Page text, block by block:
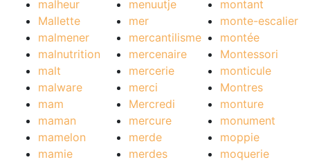
malheur
Mallette
malmener
malnutrition
malt
malware
mam
maman
mamelon
mamie
menuutje
mer
mercantilisme
mercenaire
mercerie
merci
Mercredi
mercure
merde
merdes
montant
monte-escalier
montée
Montessori
monticule
Montres
monture
monument
moppie
moquerie